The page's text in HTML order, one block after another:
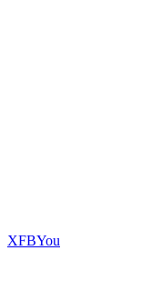
ХFBYou